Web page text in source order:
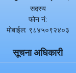
प्रवक्ता
कृष्णभक्त भट्टराई
सदस्य
फोन नं: